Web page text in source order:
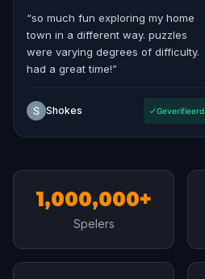
“so much fun exploring my home
town in a different way. puzzles
were varying degrees of difficulty.
had a great time!”
Shokes Geverifieerd
1,000,000+
Spelers